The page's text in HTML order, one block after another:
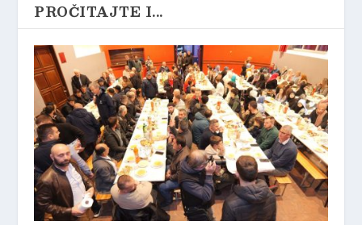
PROČITAJTE I...